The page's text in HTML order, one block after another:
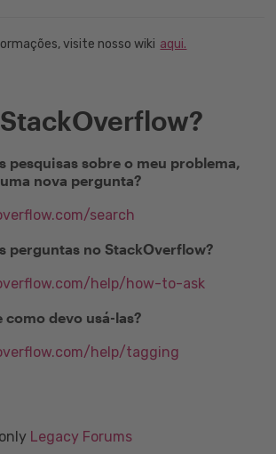
visite nosso wiki aqui.
pesquisas sobre o meu problema,
nova pergunta?
search
perguntas no StackOverflow?
help/how-to-ask
como devo usá-las?
help/tagging
Legacy Forums